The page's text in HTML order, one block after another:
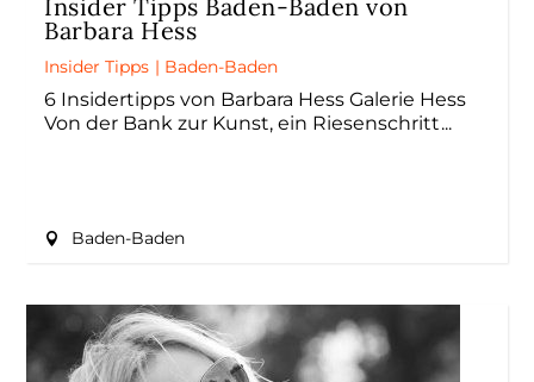
Insider Tipps Baden-Baden von
Barbara Hess
Insider Tipps | Baden-Baden
6 Insidertipps von Barbara Hess Galerie Hess
Von der Bank zur Kunst, ein Riesenschritt
Baden-Baden